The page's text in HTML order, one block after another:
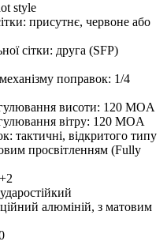
style
присутнє, червоне або
сітки: друга (SFP)
поправок: 1/4
висоти: 120 MOA
вітру: 120 MOA
тактичні, відкритого типу
просвітленням (Fully
алюміній, з матовим